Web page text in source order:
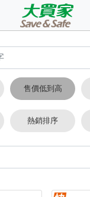
金
售價低到高
熱銷排序